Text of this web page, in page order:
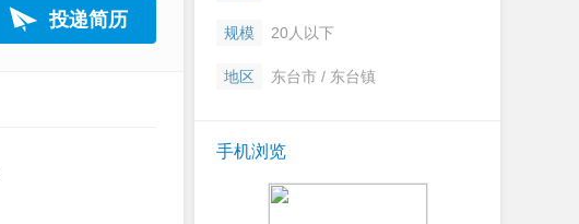
投递简历
规模 20人以下
地区 东台市 / 东台镇
手机浏览